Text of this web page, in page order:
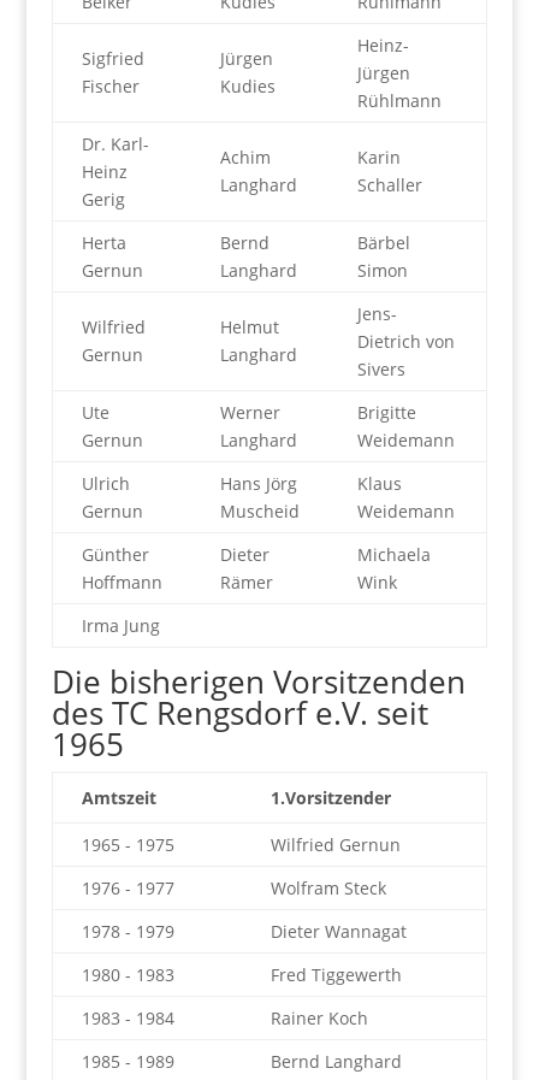
Sigfried
Fischer
Jürgen
Kudies
Heinz-
Jürgen
Rühlmann
Dr. Karl-
Heinz
Gerig
Achim
Langhard
Karin
Schaller
Herta
Gernun
Bernd
Langhard
Bärbel
Simon
Wilfried
Gernun
Helmut
Langhard
Jens-
Dietrich von
Sivers
Ute
Gernun
Werner
Langhard
Brigitte
Weidemann
Ulrich
Gernun
Hans Jörg
Muscheid
Klaus
Weidemann
Günther
Hoffmann
Dieter
Rämer
Michaela
Wink
Irma Jung
Die bisherigen Vorsitzenden
des TC Rengsdorf e.V. seit
1965
Amtszeit 1.Vorsitzender
1965 - 1975
Wilfried Gernun
1976 - 1977
Wolfram Steck
1978 - 1979
Dieter Wannagat
1980 - 1983
Fred Tiggewerth
1983 - 1984
Rainer Koch
1985 - 1989
Bernd Langhard